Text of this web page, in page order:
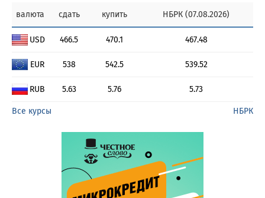
валюта сдать купить НБРК (07.08.2026)
USD 466.5 470.1 467.48
EUR 538 542.5 539.52
RUB 5.63 5.76 5.73
Все курсы НБРК